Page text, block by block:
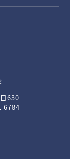
630
6784